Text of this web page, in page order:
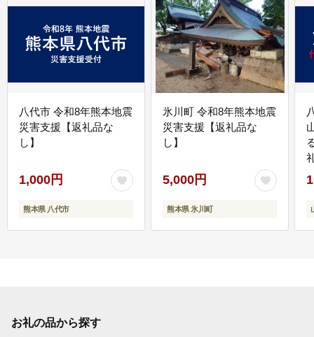
八代市 令和8年熊本地震
災害支援【返礼品な
し】
1,000円
熊本県 八代市
氷川町 令和8年熊本地震
災害支援【返礼品な
し】
5,000円
熊本県 氷川町
お礼の品から探す